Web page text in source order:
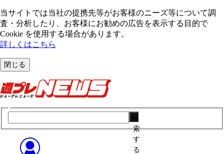
当サイトでは当社の提携先等がお客様のニーズ等について調
査・分析したり、お客様にお勧めの広告を表⽰する⽬的で
Cookie を使⽤する場合があります。
詳しくはこちら
閉じる
索
す
る